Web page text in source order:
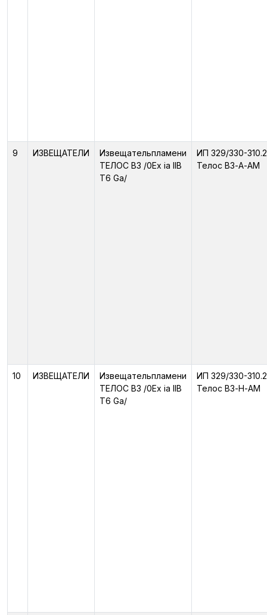
9 ИЗВЕЩАТЕЛИ
Извещательпламени
ТЕЛОС ВЗ /0Ex ia IIB
T6 Ga/
ИП 329/330-
Телос ВЗ-А-АМ
10 ИЗВЕЩАТЕЛИ
Извещательпламени
ТЕЛОС ВЗ /0Ex ia IIB
T6 Ga/
ИП 329/330-
Телос ВЗ-Н-АМ